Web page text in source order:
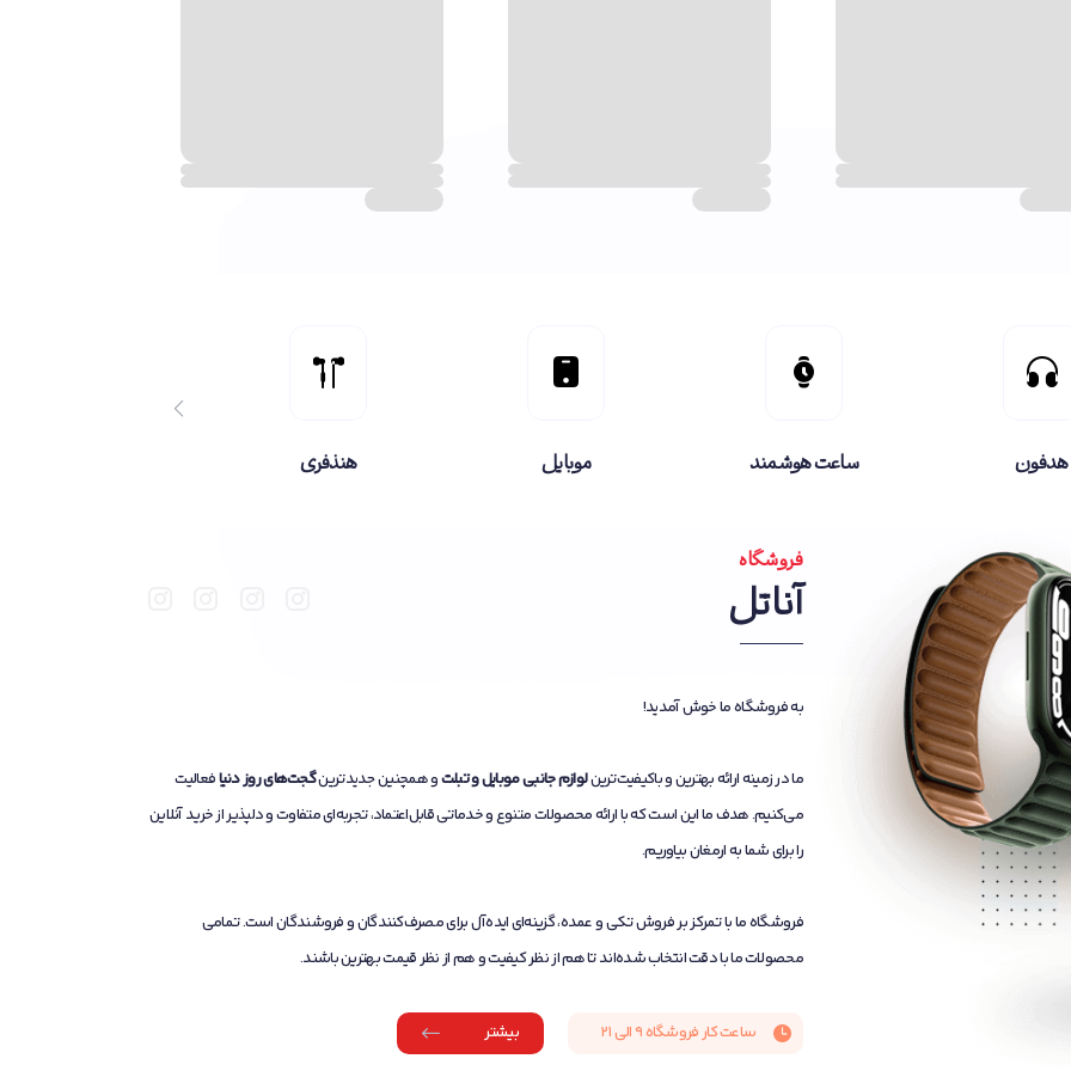
هدفون ساعت هوشمند موبایل هنذفری
فروشگاه
آناتل
به فروشگاه ما خوش آمدید!
ما در زمینه ارائه بهترین و باکیفیت‌ترینلوازم جانبی موبایل و تبلتو همچنین جدیدترینگجت‌های روز دنیافعالیت
می‌کنیم. هدف ما این است که با ارائه محصولات متنوع و خدماتی قابل‌اعتماد، تجربه‌ای متفاوت و دلپذیر از خرید آنلاین
را برای شما به ارمغان بیاوریم.
فروشگاه ما با تمرکز بر فروش تکی و عمده، گزینه‌ای ایده‌آل برای مصرف‌کنندگان و فروشندگان است. تمامی
محصولات ما با دقت انتخاب شده‌اند تا هم از نظر کیفیت و هم از نظر قیمت بهترین باشند.
ساعت کار فروشگاه ۹ الی 21 بیشتر